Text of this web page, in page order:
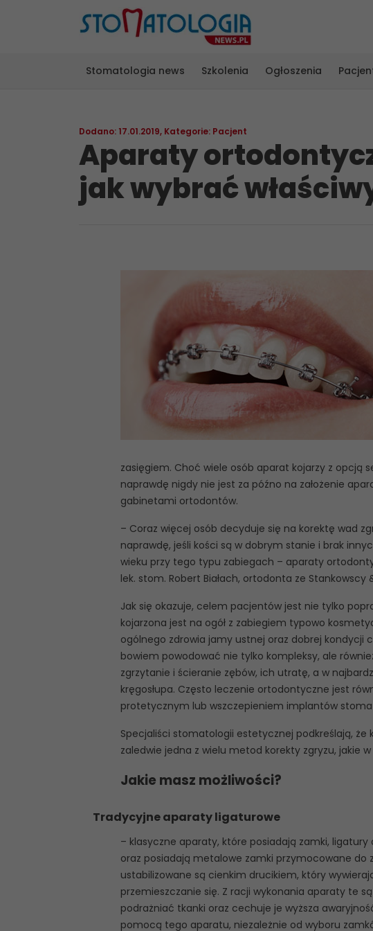
Stomatologia news Szkolenia Ogłoszenia
Dodano: 17.01.2019, Kategorie: Pacjent
Aparaty
jak wybrać
zasięgiem. Choć wiele osób aparat kojarzy z opcją
naprawdę nigdy nie jest za późno na założenie
gabinetami ortodontów.
– Coraz więcej osób decyduje się na korektę wad
naprawdę, jeśli kości są w dobrym stanie i brak
wieku przy tego typu zabiegach – aparaty
lek. stom. Robert Białach, ortodonta ze Stankowscy
Jak się okazuje, celem pacjentów jest nie tylko
kojarzona jest na ogół z zabiegiem typowo
ogólnego zdrowia jamy ustnej oraz dobrej kondycji
bowiem powodować nie tylko kompleksy, ale
zgrzytanie i ścieranie zębów, ich utratę, a w
kręgosłupa. Często leczenie ortodontyczne jest
protetycznym lub wszczepieniem implantów
Specjaliści stomatologii estetycznej podkreślają,
zaledwie jedna z wielu metod korekty zgryzu, jakie
Jakie masz możliwości?
Tradycyjne aparaty ligaturowe
– klasyczne aparaty, które posiadają zamki, ligatury
oraz posiadają metalowe zamki przymocowane
ustabilizowane są cienkim drucikiem, który
przemieszczanie się. Z racji wykonania aparaty te
podrażniać tkanki oraz cechuje je wyższa
pomocą tego aparatu, niezależnie od wyboru